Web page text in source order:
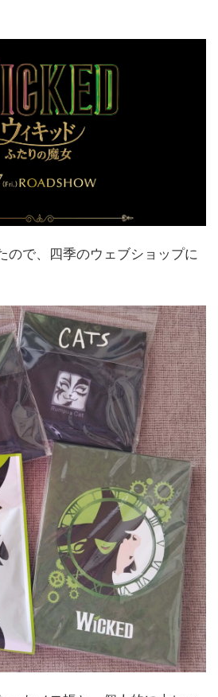
ので、四季のウェブショップに